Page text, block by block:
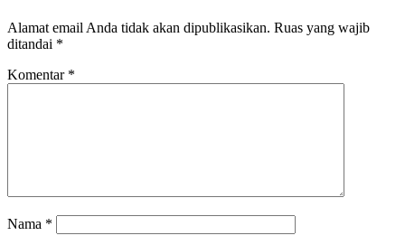
Alamat email Anda tidak akan dipublikasikan. Ruas yang wajib
ditandai *
Komentar *
Nama *